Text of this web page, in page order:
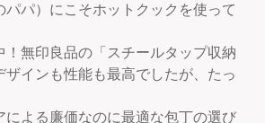
パパ）にこそホットクックを使って
！無印良品の「スチールタップ収納
ザインも性能も最高でしたが、たっ
による廉価なのに最適な包丁の選び